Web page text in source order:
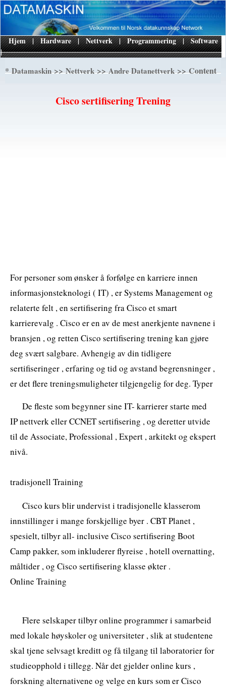
|
Hjem | Hardware | Nettverk | Programmering | Software
*Datamaskin>>Nettverk>>Andre Datanettverk>> Content
Cisco sertifisering Trening
For personer som ønsker å forfølge en karriere innen
informasjonsteknologi ( IT) , er Systems Management og
relaterte felt , en sertifisering fra Cisco et smart
karrierevalg . Cisco er en av de mest anerkjente navnene i
bransjen , og retten Cisco sertifisering trening kan gjøre
deg svært salgbare. Avhengig av din tidligere
sertifiseringer , erfaring og tid og avstand begrensninger ,
er det flere treningsmuligheter tilgjengelig for deg. Typer
De fleste som begynner sine IT- karrierer starte med
IP nettverk eller CCNET sertifisering , og deretter utvide
til de Associate, Professional , Expert , arkitekt og ekspert
nivå.
tradisjonell Training
Cisco kurs blir undervist i tradisjonelle klasserom
innstillinger i mange forskjellige byer . CBT Planet ,
spesielt, tilbyr all- inclusive Cisco sertifisering Boot
Camp pakker, som inkluderer flyreise , hotell overnatting,
måltider , og Cisco sertifisering klasse økter .
Online Training
Flere selskaper tilbyr online programmer i samarbeid
med lokale høyskoler og universiteter , slik at studentene
skal tjene selvsagt kreditt og få tilgang til laboratorier for
studieopphold i tillegg. Når det gjelder online kurs ,
forskning alternativene og velge en kurs som er Cisco